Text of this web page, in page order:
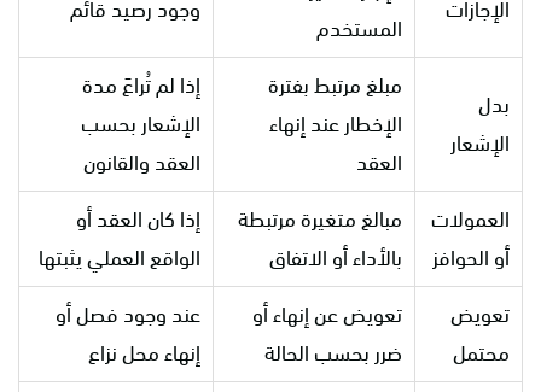
الإجازات
المستخدم
وجود رصيد قائم
بدل
الإشعار
مبلغ مرتبط بفترة
الإخطار عند إنهاء
العقد
إذا لم تُراعَ مدة
الإشعار بحسب
العقد والقانون
العمولات
أو الحوافز
مبالغ متغيرة مرتبطة
بالأداء أو الاتفاق
إذا كان العقد أو
الواقع العملي يثبتها
تعويض
محتمل
تعويض عن إنهاء أو
ضرر بحسب الحالة
عند وجود فصل أو
إنهاء محل نزاع